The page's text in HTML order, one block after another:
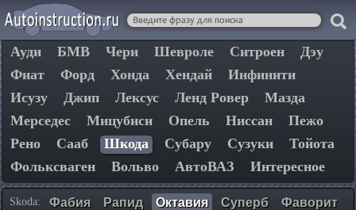
Ауди БМВ Чери Шевроле Ситроен
Дэу
Фиат
Форд Хонда Хендай
Инфинити
Исузу
Джип Лексус Ленд Ровер
Мазда
Мерседес
Мицубиси Опель Ниссан
Пежо
Рено
Сааб Шкода Субару Сузуки
Тойота
Фольксваген
Вольво АвтоВАЗ Интересное
Skoda: Фабия Рапид Октавия Суперб
Фаворит